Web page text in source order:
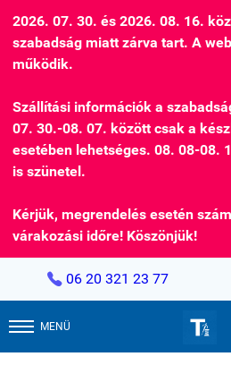
2026. 07. 30. és 2026. 08. 16.
szabadság miatt zárva tart. A
működik.
Szállítási információk a
07. 30.-08. 07. között csak a
esetében lehetséges. 08. 08-08.
is szünetel.
Kérjük, megrendelés esetén
várakozási időre! Köszönjük!
 06 20 321 23 77
MENÜ